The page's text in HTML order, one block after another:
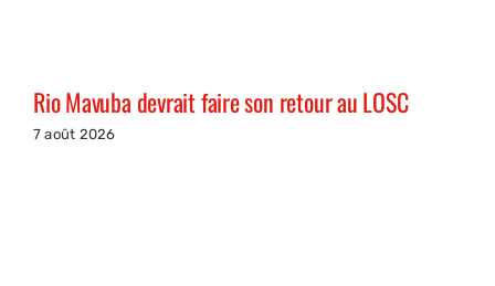
Rio Mavuba devrait faire son retour au LOSC
7 août 2026